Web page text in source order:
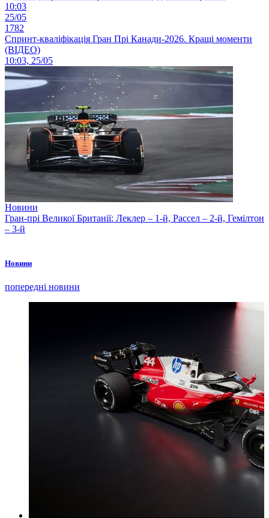
10:03
25/05
1782
Спринт-кваліфікація Гран Прі Канади-2026. Кращі моменти
(ВІДЕО)
10:03, 25/05
Новини
Гран-прі Великої Британії: Леклер – 1-й, Рассел – 2-й, Гемілтон
– 3-й
Новини
попередні новини